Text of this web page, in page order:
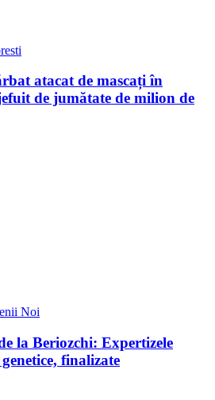
atacat de mascați în
de jumătate de milion de
Noi
la Beriozchi: Expertizele
finalizate